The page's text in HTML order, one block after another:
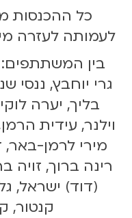
כל ההכנסות
לעמותה לעזרה
בין המשתתפים:
גרי יוחבץ, ננסי
בליך, יערה
וילנר, עידית
מירי לרמן-באר,
רינה ברוך, זויה
(דוד) ישראל,
קנטור,